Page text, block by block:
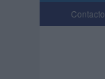
Contacto